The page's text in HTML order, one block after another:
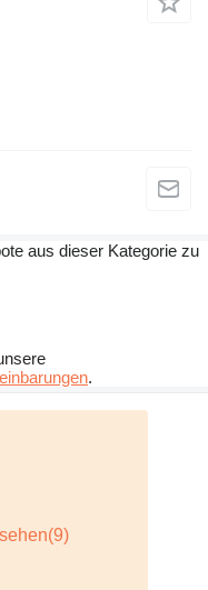
aus dieser Kategorie zu
.